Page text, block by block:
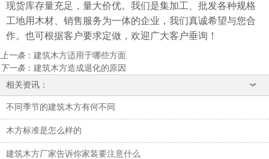
现货库存量充足，量大价优。我们是集加工、批发各种规格
工地用木材、销售服务为一体的企业，我们真诚希望与您合
作。也可根据客户要求定做，欢迎广大客户垂询！
上一条： 建筑木方适用于哪些方面
下一条： 建筑木方造成退化的原因
相关资讯：
不同季节的建筑木方有何不同
木方标准是怎么样的
建筑木方厂家告诉你家装要注意什么